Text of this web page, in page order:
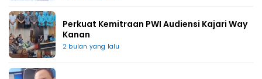
Perkuat Kemitraan PWI Audiensi Kajari Way
Kanan
2 bulan yang lalu